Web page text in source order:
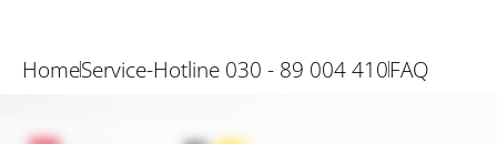
HomeService-Hotline 030 - 89 004 410FAQ